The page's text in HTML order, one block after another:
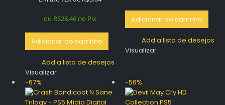
era:
é:
ou R$28.46 no Pix
Adicionar ao carrinho
Add a lista de desejos
Visualizar
Adicionar ao carrinho
Add a lista de desejos
Visualizar
-67% -56%